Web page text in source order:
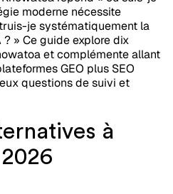
moderne nécessite
je systématiquement la
» Ce guide explore dix
et complémente allant
GEO plus SEO
questions de suivi et
à